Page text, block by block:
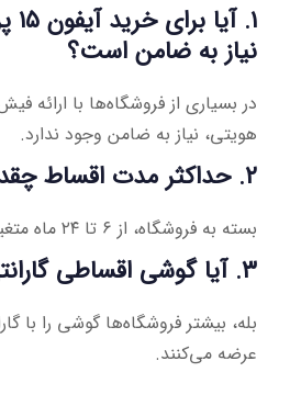
نیاز به ضامن است؟
در بسیاری از فروشگاه‌ها با ارائه
هویتی، نیاز به ضامن وجود ندارد.
۲. حداکثر مدت اقساط چقدر است؟
بسته به فروشگاه، از ۶ تا ۲۴ ماه متغیر است.
۳. آیا گوشی اقساطی گارانتی دارد؟
بله، بیشتر فروشگاه‌ها گوشی را با
عرضه می‌کنند.